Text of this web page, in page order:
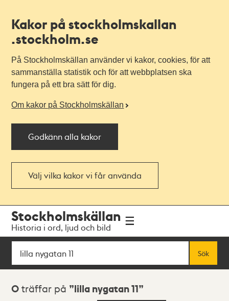
Kakor på stockholmskallan
.stockholm.se
På Stockholmskällan använder vi kakor, cookies, för att
sammanställa statistik och för att webbplatsen ska
fungera på ett bra sätt för dig.
Om kakor på Stockholmskällan
Godkänn alla kakor
Välj vilka kakor vi får använda
navigationen
huvudinnehållet
Stockholmskällan
Historia i ord, ljud och bild
Sök
Sök
Sökresultat
0 träffar på lilla nygatan 11